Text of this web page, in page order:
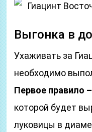
Гиацинт
Выгонка в
Ухаживать за
необходимо
Первое правило
которой будет
луковицы в